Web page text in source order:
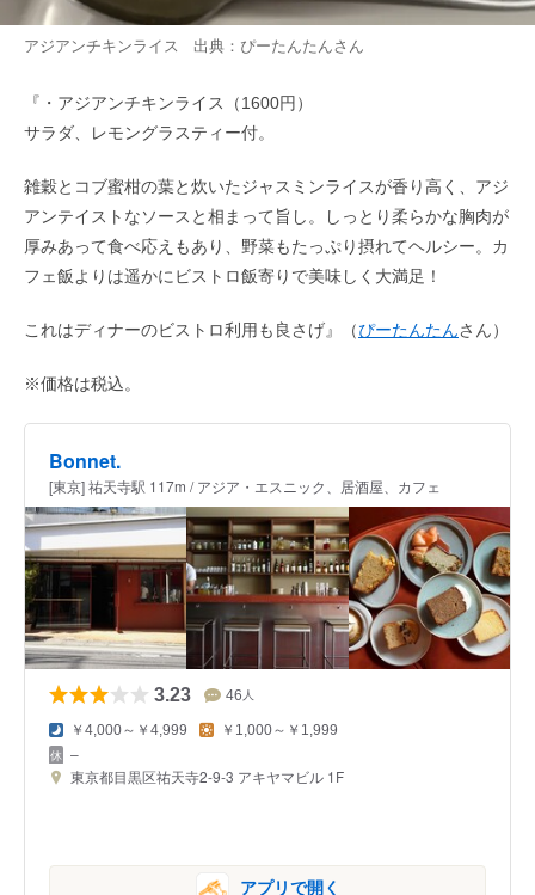
アジアンチキンライス 出典： ぴーたんたんさん
『・アジアンチキンライス（1600円）
サラダ、レモングラスティー付。
雑穀とコブ蜜柑の葉と炊いたジャスミンライスが香り高く、アジ
アンテイストなソースと相まって旨し。しっとり柔らかな胸肉が
厚みあって食べ応えもあり、野菜もたっぷり摂れてヘルシー。カ
フェ飯よりは遥かにビストロ飯寄りで美味しく大満足！
これはディナーのビストロ利用も良さげ』（ぴーたんたんさん）
※価格は税込。
Bonnet.
[東京] 祐天寺駅 117m / アジア・エスニック、居酒屋、カフェ
3.23 46 人
￥4,000～￥4,999 ￥1,000～￥1,999
–
東京都目黒区祐天寺2-9-3 アキヤマビル 1F
アプリで開く